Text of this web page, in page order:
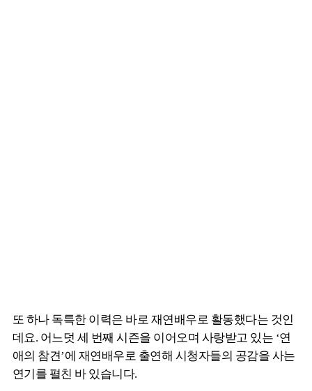
또 하나 독특한 이력은 바로 재연배우로 활동했다는 것인
데요. 어느덧 세 번째 시즌을 이어오며 사랑받고 있는 ‘연
애의 참견’에 재연배우로 출연해 시청자들의 공감을 사는
연기를 펼친 바 있습니다.